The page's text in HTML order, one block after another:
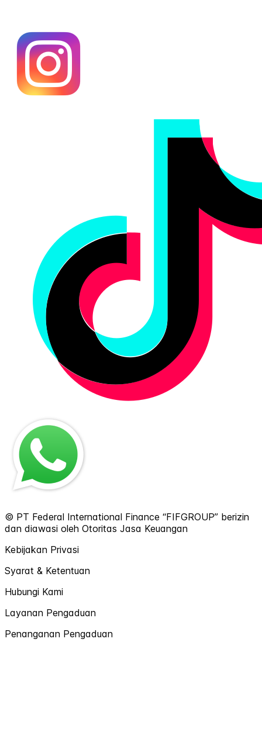
© PT Federal International Finance “FIFGROUP” berizin
dan diawasi oleh Otoritas Jasa Keuangan
Kebijakan Privasi
Syarat & Ketentuan
Hubungi Kami
Layanan Pengaduan
Penanganan Pengaduan